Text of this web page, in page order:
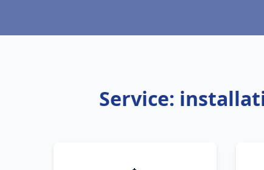
Service: